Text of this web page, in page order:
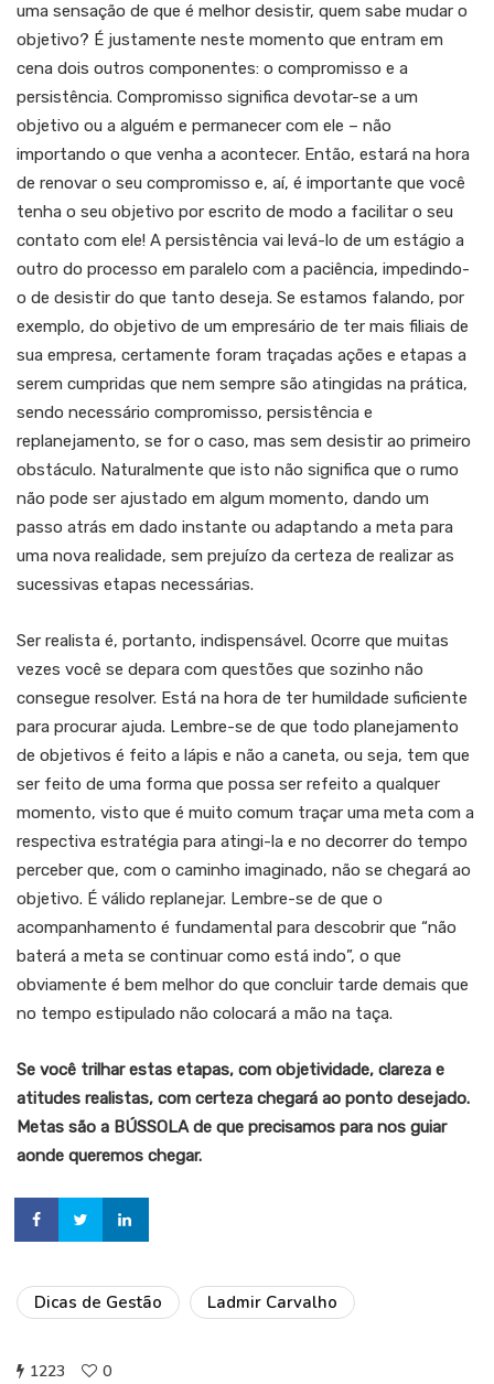
uma sensação de que é melhor desistir, quem sabe mudar o
objetivo? É justamente neste momento que entram em
cena dois outros componentes: o compromisso e a
persistência. Compromisso significa devotar-se a um
objetivo ou a alguém e permanecer com ele – não
importando o que venha a acontecer. Então, estará na hora
de renovar o seu compromisso e, aí, é importante que você
tenha o seu objetivo por escrito de modo a facilitar o seu
contato com ele! A persistência vai levá-lo de um estágio a
outro do processo em paralelo com a paciência, impedindo-
o de desistir do que tanto deseja. Se estamos falando, por
exemplo, do objetivo de um empresário de ter mais filiais de
sua empresa, certamente foram traçadas ações e etapas a
serem cumpridas que nem sempre são atingidas na prática,
sendo necessário compromisso, persistência e
replanejamento, se for o caso, mas sem desistir ao primeiro
obstáculo. Naturalmente que isto não significa que o rumo
não pode ser ajustado em algum momento, dando um
passo atrás em dado instante ou adaptando a meta para
uma nova realidade, sem prejuízo da certeza de realizar as
sucessivas etapas necessárias.
Ser realista é, portanto, indispensável. Ocorre que muitas
vezes você se depara com questões que sozinho não
consegue resolver. Está na hora de ter humildade suficiente
para procurar ajuda. Lembre-se de que todo planejamento
de objetivos é feito a lápis e não a caneta, ou seja, tem que
ser feito de uma forma que possa ser refeito a qualquer
momento, visto que é muito comum traçar uma meta com a
respectiva estratégia para atingi-la e no decorrer do tempo
perceber que, com o caminho imaginado, não se chegará ao
objetivo. É válido replanejar. Lembre-se de que o
acompanhamento é fundamental para descobrir que “não
baterá a meta se continuar como está indo”, o que
obviamente é bem melhor do que concluir tarde demais que
no tempo estipulado não colocará a mão na taça.
Se você trilhar estas etapas, com objetividade, clareza e
atitudes realistas, com certeza chegará ao ponto desejado.
Metas são a BÚSSOLA de que precisamos para nos guiar
aonde queremos chegar.
Dicas de Gestão Ladmir Carvalho
1223 0